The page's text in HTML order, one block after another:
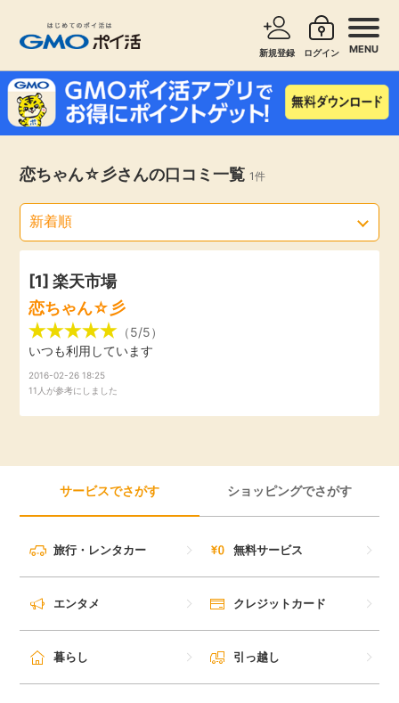
新規登録 ログイン MENU
お知らせ
新着
高還元
無料
即日還元
ゲーム
買い物
モニター
ポイ活お得情報
サービスで探す ショッピングで探す
旅行・レンタカー
エンタメ
クレジットカード
暮らし
学び
月額有料サービス
恋ちゃん☆彡さんの口コミ一覧 1件
[1]楽天市場
恋ちゃん☆彡
（5/5）
いつも利用しています
2016-02-26 18:25
11人が参考にしました
サービスでさがす ショッピングでさがす
旅行・レンタカー 無料サービス
エンタメ クレジットカード
暮らし 引っ越し